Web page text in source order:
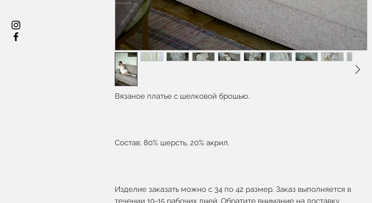
Вязаное платье с шелковой брошью.
Состав: 80% шерсть, 20% акрил.
Изделие заказать можно с 34 по 42 размер. Заказ выполняется в
течении 10-15 рабочих дней. Обратите внимание на доставку